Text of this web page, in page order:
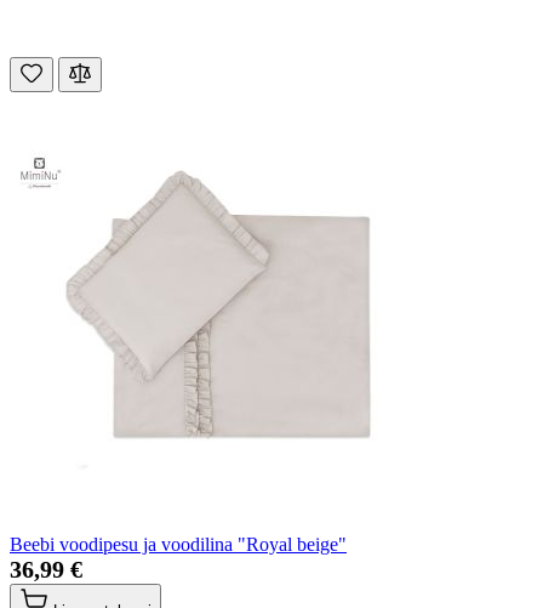
Beebi voodipesu ja voodilina "Royal beige"
36,99 €